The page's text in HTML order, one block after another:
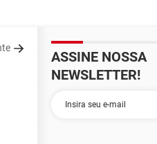
ASSINE NOSSA
NEWSLETTER!